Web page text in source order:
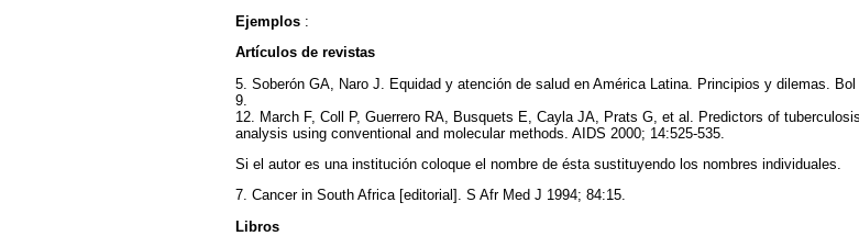
Ejemplos :
Artículos de revistas
5. Soberón GA, Naro J. Equidad y atención de salud en América Latina. Principios y dilemas.
9.
12. March F, Coll P, Guerrero RA, Busquets E, Cayla JA, Prats G, et al. Predictors of
analysis using conventional and molecular methods. AIDS 2000; 14:525-535.
Si el autor es una institución coloque el nombre de ésta sustituyendo los nombres individuales.
7. Cancer in South Africa [editorial]. S Afr Med J 1994; 84:15.
Libros